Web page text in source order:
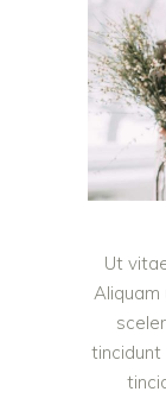
Ut
Aliquam
tincidunt